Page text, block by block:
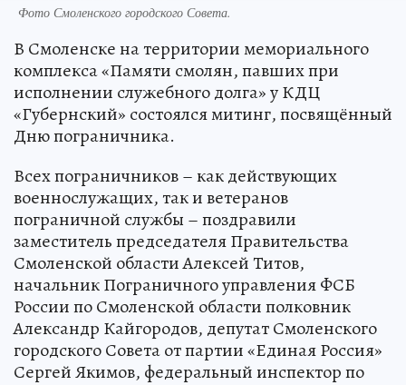
Фото Смоленского городского Совета.
В Смоленске на территории мемориального
комплекса «Памяти смолян, павших при
исполнении служебного долга» у КДЦ
«Губернский» состоялся митинг, посвящённый
Дню пограничника.
Всех пограничников – как действующих
военнослужащих, так и ветеранов
пограничной службы – поздравили
заместитель председателя Правительства
Смоленской области Алексей Титов,
начальник Пограничного управления ФСБ
России по Смоленской области полковник
Александр Кайгородов, депутат Смоленского
городского Совета от партии «Единая Россия»
Сергей Якимов, федеральный инспектор по